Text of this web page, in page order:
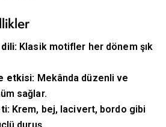
Klasik motifler her dönem şık
etkisi: Mekânda düzenli ve
sağlar.
Krem, bej, lacivert, bordo gibi
duruş.